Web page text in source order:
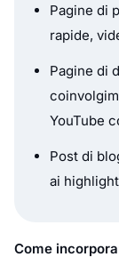
Pagine di
rapide,
Pagine di
YouTube
Post di
ai
Come